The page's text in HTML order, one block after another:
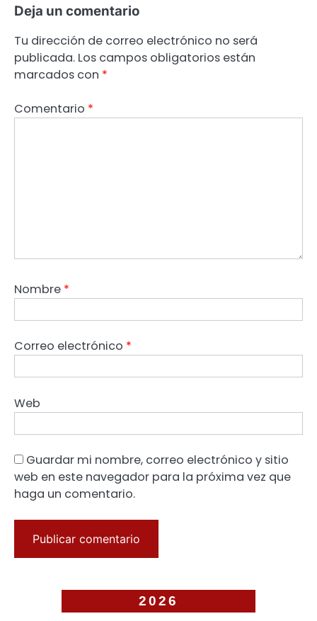
Deja un comentario
Tu dirección de correo electrónico no será
publicada. Los campos obligatorios están
marcados con *
Comentario *
Nombre *
Correo electrónico *
Web
Guardar mi nombre, correo electrónico y sitio
web en este navegador para la próxima vez que
haga un comentario.
2026